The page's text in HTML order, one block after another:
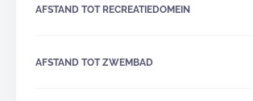
AFSTAND TOT RECREATIEDOMEIN
AFSTAND TOT ZWEMBAD